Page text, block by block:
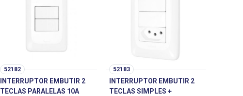
52182
INTERRUPTOR EMBUTIR 2
TECLAS PARALELAS 10A
52183
INTERRUPTOR EMBUTIR 2
TECLAS SIMPLES +